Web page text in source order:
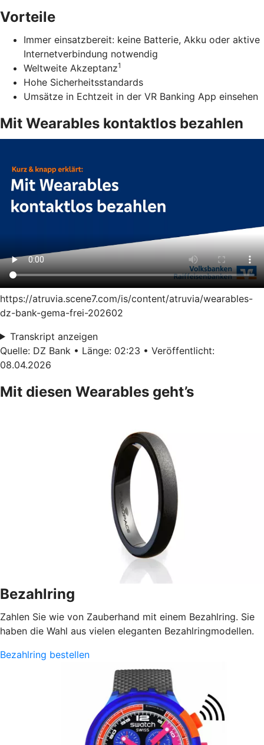
Vorteile
Immer einsatzbereit: keine Batterie, Akku oder aktive
Internetverbindung notwendig
Weltweite Akzeptanz1
Hohe Sicherheitsstandards
Umsätze in Echtzeit in der VR Banking App einsehen
Mit Wearables kontaktlos bezahlen
https://atruvia.scene7.com/is/content/atruvia/wearables-
dz-bank-gema-frei-202602
Transkript anzeigen
Quelle: DZ Bank • Länge: 02:23 • Veröffentlicht:
08.04.2026
Mit diesen Wearables geht’s
Bezahlring
Zahlen Sie wie von Zauberhand mit einem Bezahlring. Sie
haben die Wahl aus vielen eleganten Bezahlringmodellen.
Bezahlring bestellen